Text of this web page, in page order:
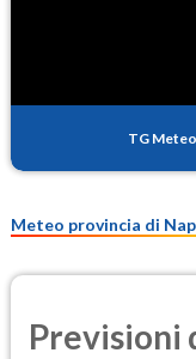
TG
Meteo provincia di
Previsioni